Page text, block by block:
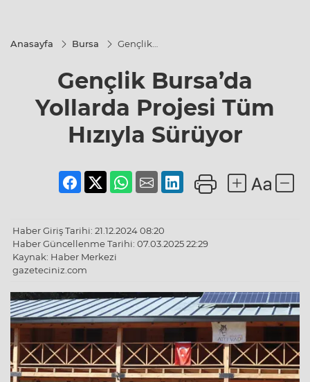
Anasayfa Bursa
Gençlik
Projesi
Tüm
Hızıyla
Sürüyor
Gençlik Bursa’da
Yollarda Projesi Tüm
Hızıyla Sürüyor
Haber Giriş Tarihi: 21.12.2024 08:20
Haber Güncellenme Tarihi: 07.03.2025 22:29
Kaynak: Haber Merkezi
gazeteciniz.com